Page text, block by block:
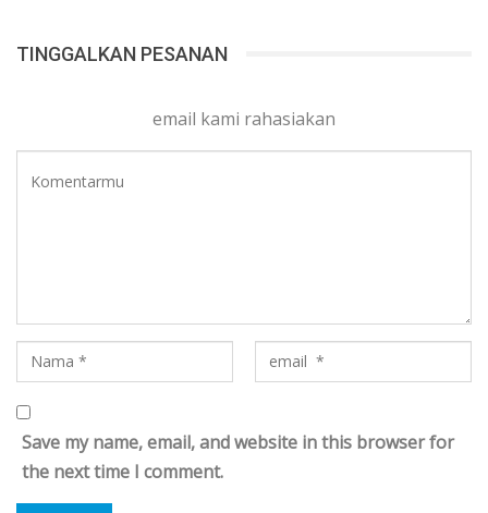
TINGGALKAN PESANAN
email kami rahasiakan
Save my name, email, and website in this browser for
the next time I comment.